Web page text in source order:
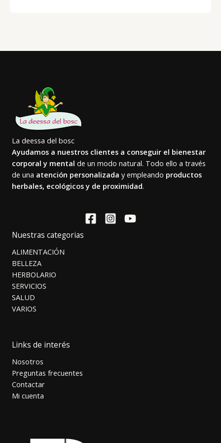
La deessa del bosc
Ayudamos a nuestros clientes a conseguir el bienestar
corporal y mental de un modo natural. Todo ello a través
de una atención personalizada y empleando productos
herbales, ecológicos y de proximidad.
Nuestras categorias
ALIMENTACIÓN
BELLEZA
HERBOLARIO
SERVICIOS
SALUD
VARIOS
Links de interés
Nosotros
Preguntas frecuentes
Contactar
Mi cuenta